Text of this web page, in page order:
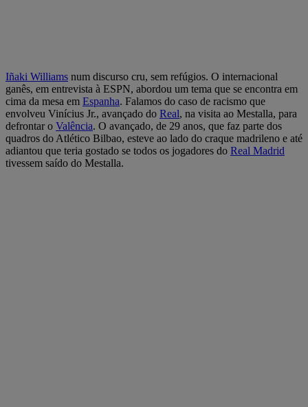
Iñaki Williams num discurso cru, sem refúgios. O internacional
ganês, em entrevista à ESPN, abordou um tema que se encontra em
cima da mesa em Espanha. Falamos do caso de racismo que
envolveu Vinícius Jr., avançado do Real, na visita ao Mestalla, para
defrontar o Valência. O avançado, de 29 anos, que faz parte dos
quadros do Atlético Bilbao, esteve ao lado do craque madrileno e até
adiantou que teria gostado se todos os jogadores do Real Madrid
tivessem saído do Mestalla.